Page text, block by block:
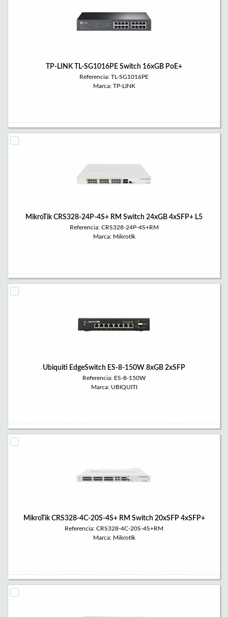
TP-LINK TL-SG1016PE Switch 16xGB PoE+
Referencia: TL-SG1016PE
Marca: TP-LINK
MikroTik CRS328-24P-4S+ RM Switch 24xGB 4xSFP+ L5
Referencia: CRS328-24P-4S+RM
Marca: Mikrotik
Ubiquiti EdgeSwitch ES-8-150W 8xGB 2xSFP
Referencia: ES-8-150W
Marca: UBIQUITI
MikroTik CRS328-4C-20S-4S+ RM Switch 20xSFP 4xSFP+
Referencia: CRS328-4C-20S-4S+RM
Marca: Mikrotik